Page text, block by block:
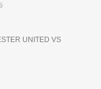
UNITED VS